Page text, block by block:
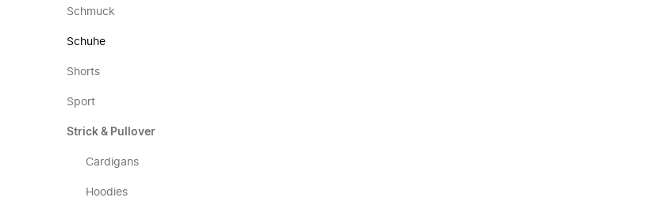
Schmuck
Schuhe
Shorts
Sport
Strick & Pullover
Cardigans
Hoodies